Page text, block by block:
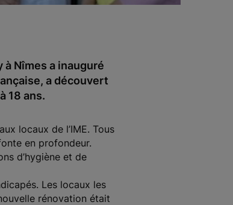
Nîmes a inauguré
a découvert
18 ans.
locaux de l’IME. Tous
en profondeur.
d’hygiène et de
Les locaux les
rénovation était